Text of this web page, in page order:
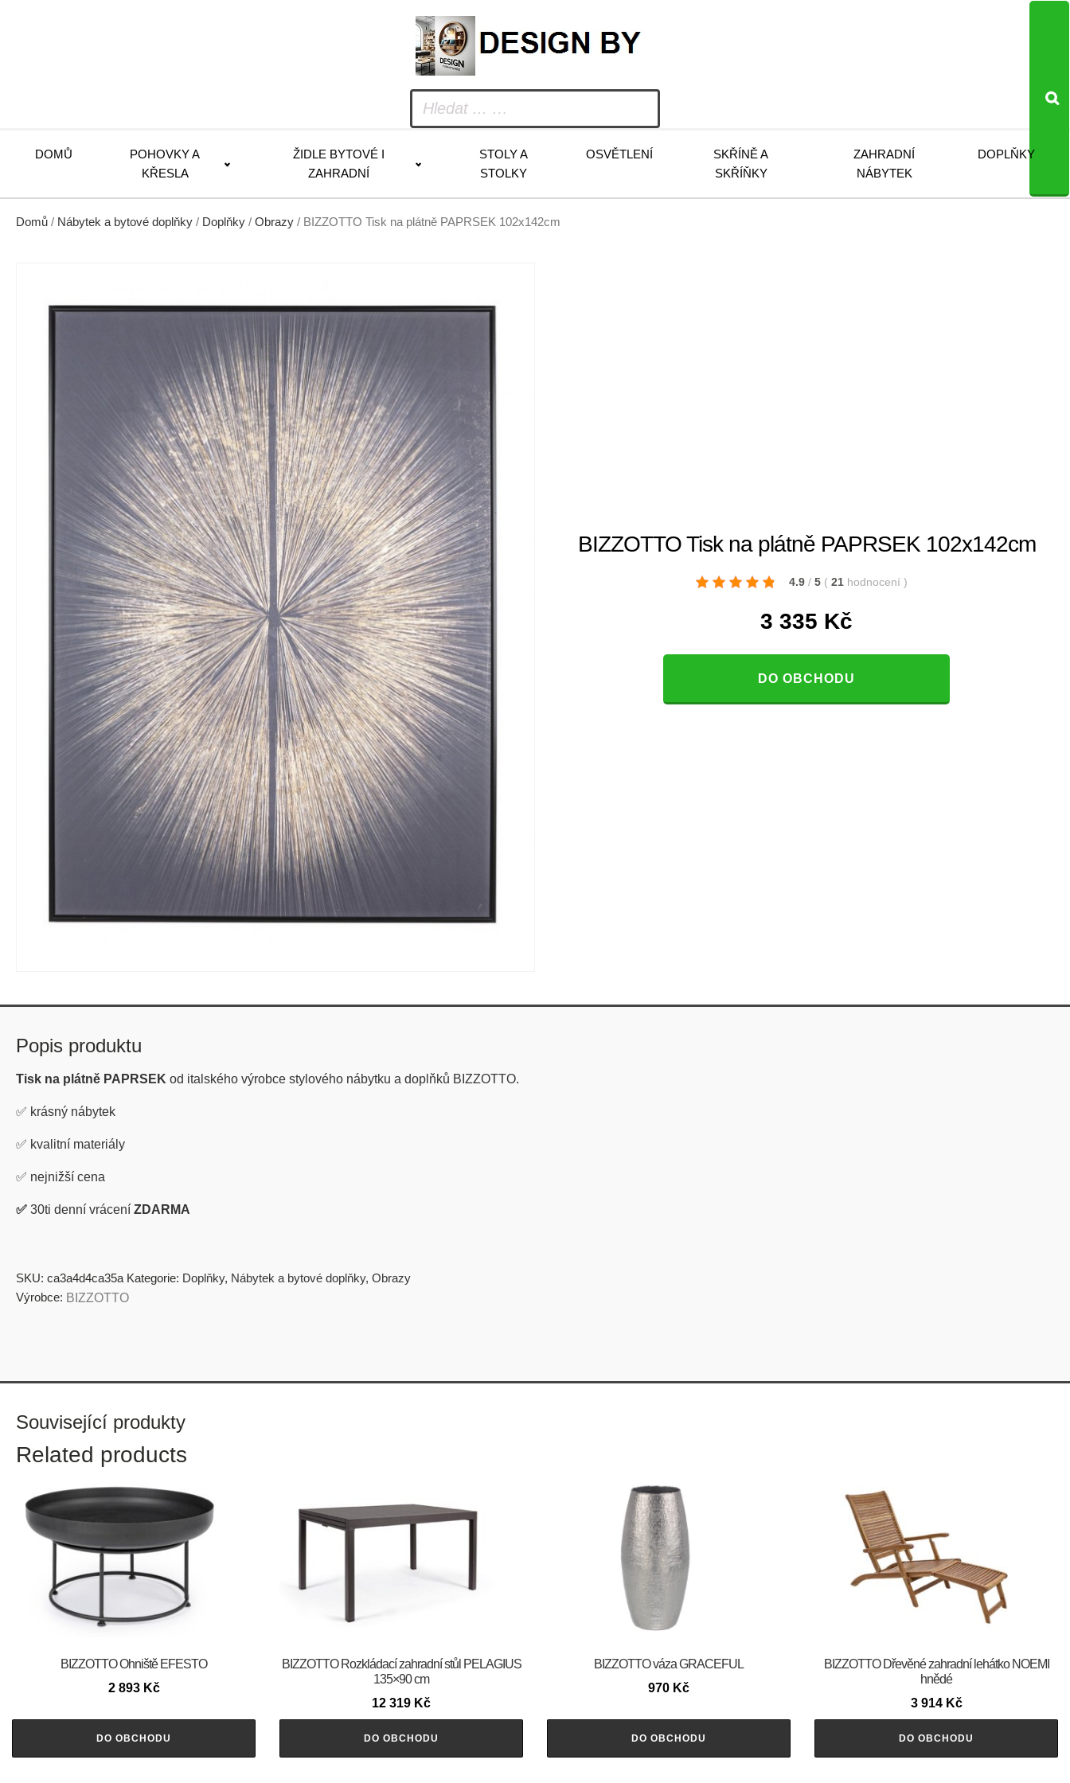
DOMŮ
POHOVKY A
KŘESLA
ŽIDLE BYTOVÉ I
ZAHRADNÍ
STOLY A
STOLKY
OSVĚTLENÍ
SKŘÍNĚ A
SKŘÍŇKY
ZAHRADNÍ
NÁBYTEK
DOPLŇKY
Domů / Nábytek a bytové doplňky / Doplňky / Obrazy / BIZZOTTO Tisk na plátně PAPRSEK 102x142cm
BIZZOTTO Tisk na plátně PAPRSEK 102x142cm
4.9 / 5 ( 21 hodnocení )
3 335 Kč
DO OBCHODU
Popis produktu
Tisk na plátně PAPRSEK od italského výrobce stylového nábytku a doplňků BIZZOTTO.
✅ krásný nábytek
✅ kvalitní materiály
✅ nejnižší cena
✅ 30ti denní vrácení ZDARMA
SKU: ca3a4d4ca35a Kategorie: Doplňky, Nábytek a bytové doplňky, Obrazy
Výrobce: BIZZOTTO
Související produkty
Related products
BIZZOTTO Ohniště EFESTO
2 893 Kč
DO OBCHODU
BIZZOTTO Rozkládací zahradní stůl PELAGIUS
135×90 cm
12 319 Kč
DO OBCHODU
BIZZOTTO váza GRACEFUL
970 Kč
DO OBCHODU
BIZZOTTO Dřevěné zahradní lehátko NOEMI
hnědé
3 914 Kč
DO OBCHODU